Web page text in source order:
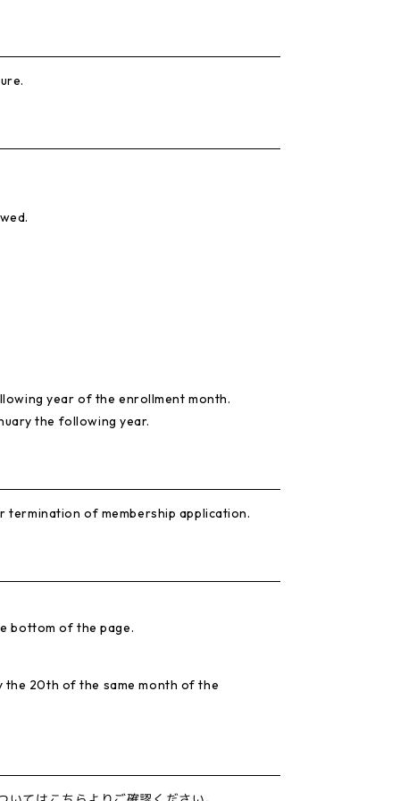
year of the enrollment month.
the following year.
of membership application.
bottom of the page.
the 20th of the same month of the